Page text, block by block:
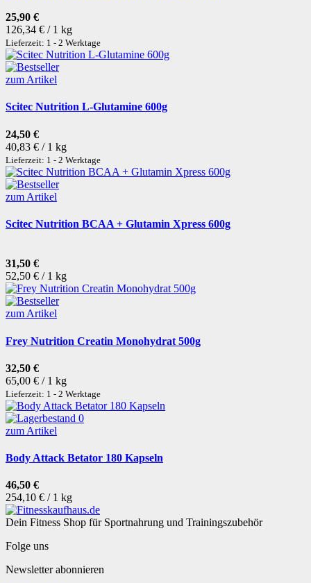
25,90 €
126,34 € / 1 kg
Lieferzeit: 1 - 2 Werktage
zum Artikel
Scitec Nutrition L-Glutamine 600g
24,50 €
40,83 € / 1 kg
Lieferzeit: 1 - 2 Werktage
zum Artikel
Scitec Nutrition BCAA + Glutamin Xpress 600g
31,50 €
52,50 € / 1 kg
zum Artikel
Frey Nutrition Creatin Monohydrat 500g
32,50 €
65,00 € / 1 kg
Lieferzeit: 1 - 2 Werktage
zum Artikel
Body Attack Betator 180 Kapseln
46,50 €
254,10 € / 1 kg
Dein Fitness Shop für Sportnahrung und Trainingszubehör
Folge uns
Newsletter abonnieren